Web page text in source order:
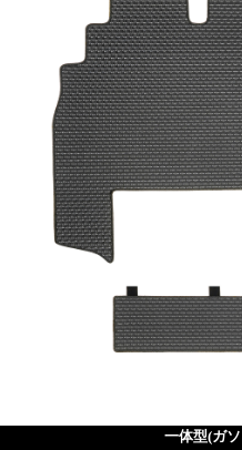
一体型(ガ